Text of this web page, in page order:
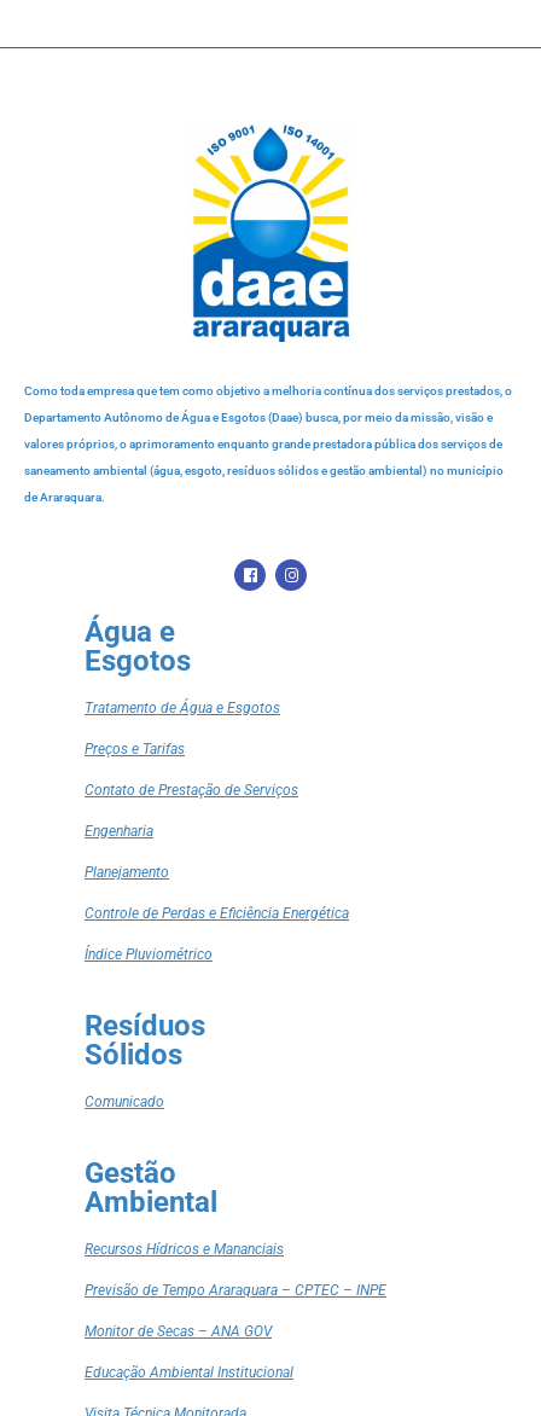
Como toda empresa que tem como objetivo a melhoria contínua dos serviços prestados, o
Departamento Autônomo de Água e Esgotos (Daae) busca, por meio da missão, visão e
valores próprios, o aprimoramento enquanto grande prestadora pública dos serviços de
saneamento ambiental (água, esgoto, resíduos sólidos e gestão ambiental) no município
de Araraquara.
Água e
Esgotos
Tratamento de Água e Esgotos
Preços e Tarifas
Contato de Prestação de Serviços
Engenharia
Planejamento
Controle de Perdas e Eficiência Energética
Índice Pluviométrico
Resíduos
Sólidos
Comunicado
Gestão
Ambiental
Recursos Hídricos e Mananciais
Previsão de Tempo Araraquara – CPTEC – INPE
Monitor de Secas – ANA GOV
Educação Ambiental Institucional